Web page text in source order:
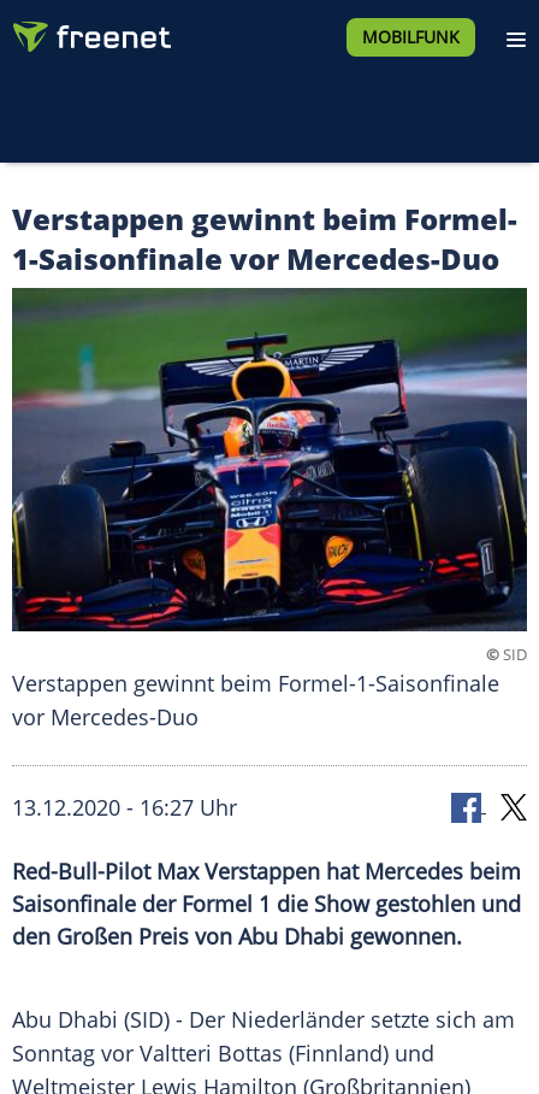
MOBILFUNK
Verstappen gewinnt beim Formel-
1-Saisonfinale vor Mercedes-Duo
©SID
Verstappen gewinnt beim Formel-1-Saisonfinale
vor Mercedes-Duo
13.12.2020 - 16:27 Uhr
Red-Bull-Pilot Max Verstappen hat Mercedes beim
Saisonfinale der Formel 1 die Show gestohlen und
den Großen Preis von Abu Dhabi gewonnen.
Abu Dhabi (SID) - Der Niederländer setzte sich am
Sonntag vor Valtteri Bottas (Finnland) und
Weltmeister Lewis Hamilton (Großbritannien)